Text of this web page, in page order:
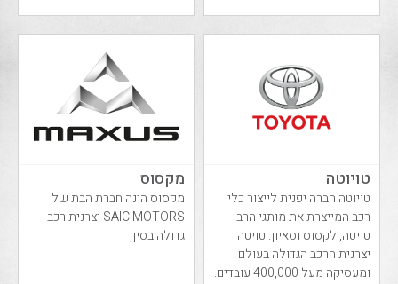
טויוטה
טויוטה חברה יפנית לייצור כלי
רכב המייצרת את מותגי הרב
טויטה, לקסוס וסאיון. טויטה
יצרנית הרכב הגדולה בעולם
ומעסיקה מעל 400,000 עובדים.
מקסוס
מקסוס הינה חברת הבת של
SAIC MOTORS יצרנית רכב
גדולה בסין,